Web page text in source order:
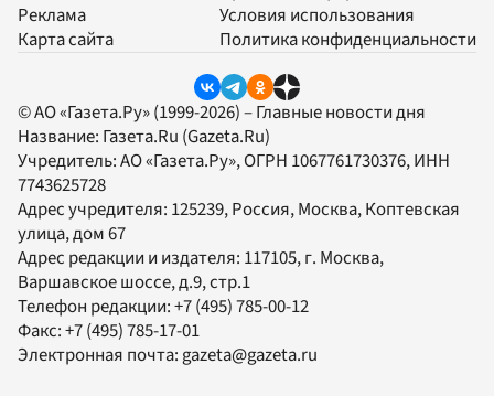
Реклама
Карта сайта
Условия использования
Политика конфиденциальности
© АО «Газета.Ру» (1999-2026) – Главные новости дня
Название: Газета.Ru (Gazeta.Ru)
Учредитель:АО «Газета.Ру», ОГРН 1067761730376, ИНН
7743625728
Адрес учредителя: 125239, Россия, Москва, Коптевская
улица, дом 67
Адрес редакции и издателя: 117105, г. Москва,
Варшавское шоссе, д.9, стр.1
Телефон редакции:+7 (495) 785-00-12
Факс:+7 (495) 785-17-01
Электронная почта: gazeta@gazeta.ru